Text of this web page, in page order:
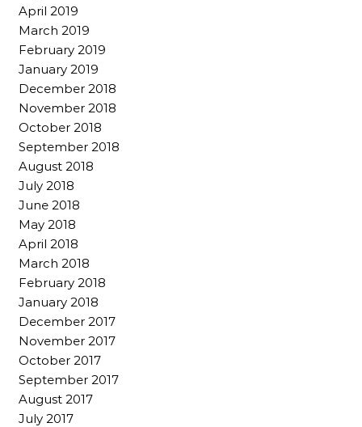
April 2019
March 2019
February 2019
January 2019
December 2018
November 2018
October 2018
September 2018
August 2018
July 2018
June 2018
May 2018
April 2018
March 2018
February 2018
January 2018
December 2017
November 2017
October 2017
September 2017
August 2017
July 2017